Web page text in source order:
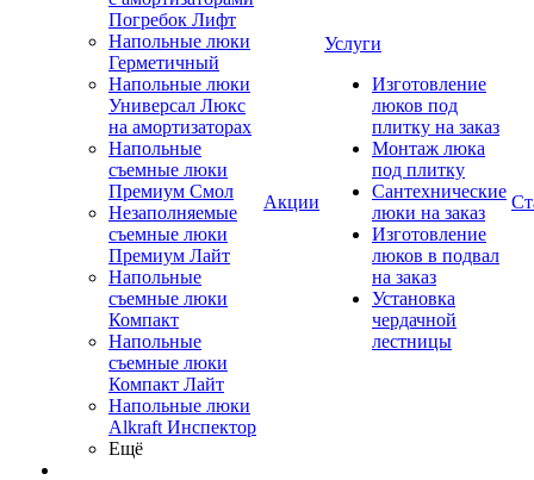
Погребок Лифт
Напольные люки
Герметичный
Напольные люки
Универсал Люкс
на амортизаторах
Напольные
съемные люки
Премиум Смол
Незаполняемые
съемные люки
Премиум Лайт
Напольные
съемные люки
Компакт
Напольные
съемные люки
Компакт Лайт
Напольные люки
Alkraft Инспектор
Ещё
Акции
Услуги
Изготовление
люков под
плитку на заказ
Монтаж люка
под плитку
Сантехнические
люки на заказ
Изготовление
люков в подвал
на заказ
Установка
чердачной
лестницы